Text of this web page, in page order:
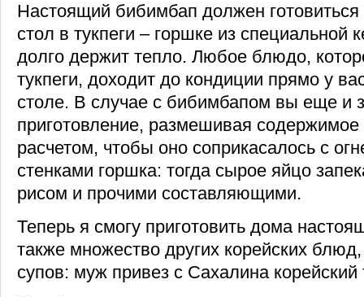
Настоящий бибимбап должен готовиться
стол в тукпеги – горшке из специальной
долго держит тепло. Любое блюдо,
тукпеги, доходит до кондиции прямо у
столе. В случае с бибимбапом вы еще и
приготовление, размешивая
расчетом, чтобы оно соприкасалось с
стенками горшка: тогда сырое яйцо
рисом и прочими составляющими.
Теперь я смогу приготовить дома
также множество других корейских
супов: муж привез с Сахалина корейский